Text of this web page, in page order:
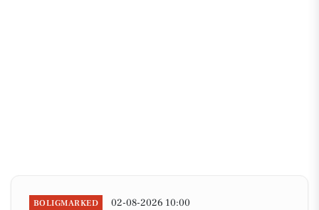
BOLIGMARKED 02-08-2026 10:00